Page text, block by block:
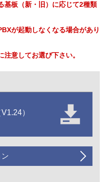
基板（新・旧）に応じて2種類
が起動しなくなる場合があり
意してお選び下さい。
）